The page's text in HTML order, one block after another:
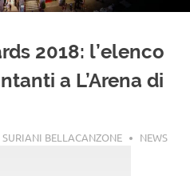
2018: l’elenco
a L’Arena di
BELLACANZONE NEWS